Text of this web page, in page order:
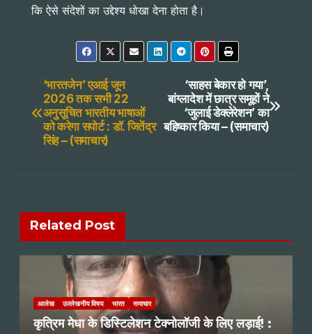
कि ऐसे संदेशों का उद्देश्य धोखा देना होता है।
Post
navigation
‘साहस बेकार हो गया’,
बांग्लादेश में छात्र समूहों ने
‘जुलाई डेक्लेरेशन’ का
बहिष्कार किया – (समाचार)
‘भारतजेन’ एआई जून
2026 तक सभी 22
अनुसूचित भारतीय भाषाओं
को करेगा सपोर्ट : डॉ. जितेंद्र
सिंह – (समाचार)
Related Post
आलेख उल्लेखनीय विषय भारत समाचार
कृत्रिम मेधा के डिस्टिलेशन टेक्नोलॉजी के लिए लड़ाई! :